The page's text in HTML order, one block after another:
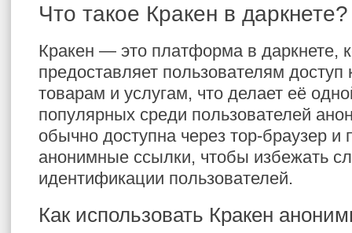
Что такое Кракен в даркнете?
Кракен — это платформа в даркнете,
предоставляет пользователям
товарам и услугам, что делает её
популярных среди пользователей
обычно доступна через тор-браузер и
анонимные ссылки, чтобы избежать
идентификации пользователей.
Как использовать Кракен